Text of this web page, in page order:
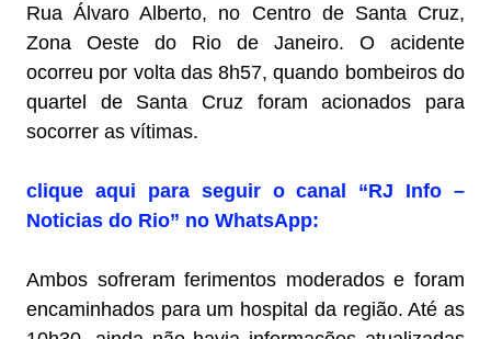
Rua Álvaro Alberto, no Centro de Santa Cruz,
Zona Oeste do Rio de Janeiro. O acidente
ocorreu por volta das 8h57, quando bombeiros do
quartel de Santa Cruz foram acionados para
socorrer as vítimas.
clique aqui para seguir o canal “RJ Info –
Noticias do Rio” no WhatsApp:
Ambos sofreram ferimentos moderados e foram
encaminhados para um hospital da região. Até as